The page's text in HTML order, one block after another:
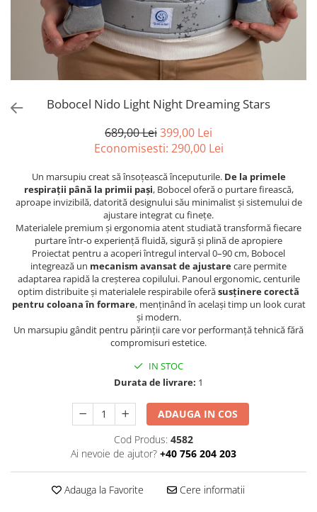
Bobocel Nido Light Night Dreaming Stars
689,00 Lei399,00 Lei
Economisesti: 290,00 Lei
Un marsupiu creat să însoțească începuturile. De la primele
respirații până la primii pași, Bobocel oferă o purtare firească,
aproape invizibilă, datorită designului său minimalist și sistemului de
ajustare integrat cu finețe.
Materialele premium și ergonomia atent studiată transformă fiecare
purtare într-o experiență fluidă, sigură și plină de apropiere
Proiectat pentru a acoperi întregul interval 0–90 cm, Bobocel
integrează un mecanism avansat de ajustarecare permite
adaptarea rapidă la creșterea copilului. Panoul ergonomic, centurile
optim distribuite și materialele respirabile oferăsusținere corectă
pentru coloana în formare, menținând în același timp un look curat
și modern.
Un marsupiu gândit pentru părinții care vor performanță tehnică fără
compromisuri estetice.
IN STOC
Durata de livrare: 1
ADAUGA IN COS
Cod Produs: 4582
Ai nevoie de ajutor? +40 756 204 203
Adauga la Favorite Cere informatii